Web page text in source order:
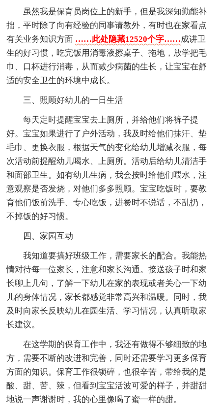
虽然我是保育员岗位上的新手，但是我深知勤能补
拙，平时除了向有经验的同事请教外，有时也在家看点
有关业务知识方面 ……此处隐藏12520个字……成讲卫
生的好习惯，吃完饭用消毒液擦桌子、拖地，放学把毛
巾、口杯进行消毒，从而减少病菌的生长，让宝宝在舒
适的安全卫生的环境中成长。
三、照顾好幼儿的一日生活
每天定时提醒宝宝去上厕所，并给他们将裤子提
好。宝宝如果进行了户外活动，我及时给他们抹汗、垫
毛巾、更换衣服，根据天气的变化给幼儿增减衣服，每
次活动前提醒幼儿喝水、上厕所。活动后给幼儿清洁手
和面部卫生。如有幼儿生病，我会按时给他们喂水，注
意观察是否发烧，对他们多多照顾。宝宝吃饭时，要教
育他们饭前洗手、专心吃饭，进餐时不说话，不乱扔，
不掉饭的好习惯。
四、家园互动
我知道要搞好班级工作，需要家长的配合。我能热
情对待每一位家长，注意和家长沟通。接送孩子时和家
长聊上几句，了解一下幼儿在家的表现或者关心一下幼
儿的身体情况，家长都感觉非常高兴和温暖。同时，我
及时向家长反映幼儿在园生活、学习情况，认真听取家
长建议。
在这学期的保育工作中，我还有做得不够细致的地
方，需要不断的改进和完善，同时还需要学习更多保育
方面的知识。保育工作很锁碎，也很辛苦，带给我的是
酸、甜、苦、辣，但看到宝宝活波可爱的样子，并甜甜
地说一声谢谢时，我的心里像喝了蜜一样的甜。